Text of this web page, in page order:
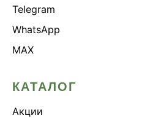
Поддержка иммунитета
Помощь при аллергии
Природный антибиотик
Продуктивность
Противовирусное
Telegram
WhatsApp
MAX
КАТАЛОГ
Акции